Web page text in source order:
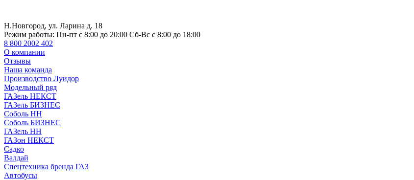
Н.Новгород, ул. Ларина д. 18
Режим работы: Пн-пт с 8:00 до 20:00 Сб-Вс с 8:00 до 18:00
8 800 2002 402
О компании
Отзывы
Наша команда
Производство Луидор
Модельный ряд
ГАЗель НЕКСТ
ГАЗель БИЗНЕС
Соболь НН
Соболь БИЗНЕС
ГАЗель НН
ГАЗон НЕКСТ
Садко
Валдай
Спецтехника бренда ГАЗ
Автобусы